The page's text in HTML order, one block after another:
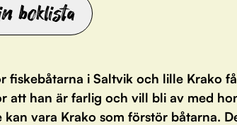
boklista
fiskebåtarna i Saltvik och lille Krako
att han är farlig och vill bli av med
vara Krako som förstör båtarna.